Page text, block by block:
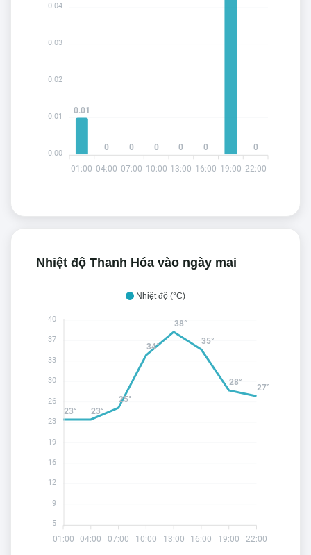
01:00 04:00 07:00 10:00 13:00 16:00 19:00 22:00
0.01
0 0 0 0 0 0
0.04
0.03
0.02
0.01
0.00
Nhiệt độ Thanh Hóa vào ngày mai
Nhiệt độ (°C)
01:00 04:00 07:00 10:00 13:00 16:00 19:00 22:00
23° 23°
25°
34°
38°
35°
28°
27°
40
37
33
30
26
23
19
16
12
9
5